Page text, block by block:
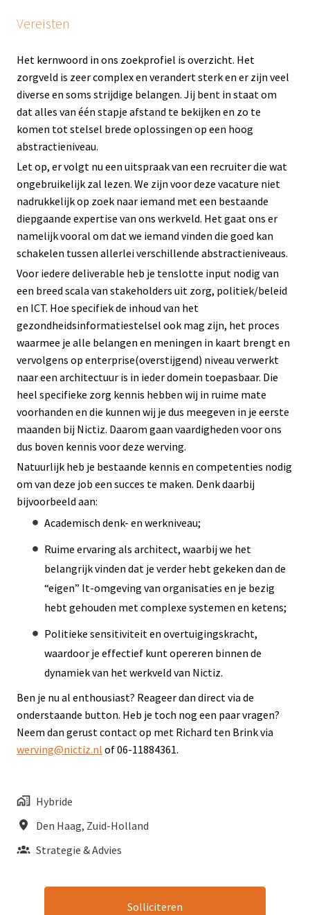
Vereisten
Het kernwoord in ons zoekprofiel is overzicht. Het
zorgveld is zeer complex en verandert sterk en er zijn veel
diverse en soms strijdige belangen. Jij bent in staat om
dat alles van één stapje afstand te bekijken en zo te
komen tot stelsel brede oplossingen op een hoog
abstractieniveau.
Let op, er volgt nu een uitspraak van een recruiter die wat
ongebruikelijk zal lezen. We zijn voor deze vacature niet
nadrukkelijk op zoek naar iemand met een bestaande
diepgaande expertise van ons werkveld. Het gaat ons er
namelijk vooral om dat we iemand vinden die goed kan
schakelen tussen allerlei verschillende abstractieniveaus.
Voor iedere deliverable heb je tenslotte input nodig van
een breed scala van stakeholders uit zorg, politiek/beleid
en ICT. Hoe specifiek de inhoud van het
gezondheidsinformatiestelsel ook mag zijn, het proces
waarmee je alle belangen en meningen in kaart brengt en
vervolgens op enterprise(overstijgend) niveau verwerkt
naar een architectuur is in ieder domein toepasbaar. Die
heel specifieke zorg kennis hebben wij in ruime mate
voorhanden en die kunnen wij je dus meegeven in je eerste
maanden bij Nictiz. Daarom gaan vaardigheden voor ons
dus boven kennis voor deze werving.
Natuurlijk heb je bestaande kennis en competenties nodig
om van deze job een succes te maken. Denk daarbij
bijvoorbeeld aan:
Academisch denk- en werkniveau;
Ruime ervaring als architect, waarbij we het
belangrijk vinden dat je verder hebt gekeken dan de
“eigen” It-omgeving van organisaties en je bezig
hebt gehouden met complexe systemen en ketens;
Politieke sensitiviteit en overtuigingskracht,
waardoor je effectief kunt opereren binnen de
dynamiek van het werkveld van Nictiz.
Ben je nu al enthousiast? Reageer dan direct via de
onderstaande button. Heb je toch nog een paar vragen?
Neem dan gerust contact op met Richard ten Brink via
werving@nictiz.nl of 06-11884361.
Hybride
Den Haag, Zuid-Holland
Strategie & Advies
Solliciteren